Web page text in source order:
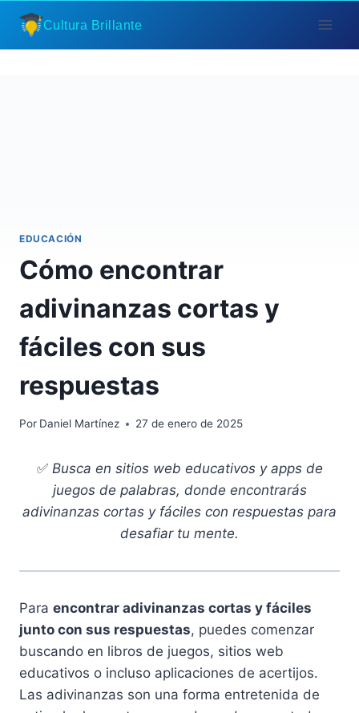
Saltar
contenido
Cultura Brillante
EDUCACIÓN
Cómo encontrar
adivinanzas cortas y
fáciles con sus
respuestas
Por Daniel Martínez 27 de enero de 2025
✅ Busca en sitios web educativos y apps de
juegos de palabras, donde encontrarás
adivinanzas cortas y fáciles con respuestas para
desafiar tu mente.
Para encontrar adivinanzas cortas y fáciles
junto con sus respuestas, puedes comenzar
buscando en libros de juegos, sitios web
educativos o incluso aplicaciones de acertijos.
Las adivinanzas son una forma entretenida de